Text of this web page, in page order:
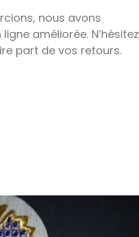
nous avons
améliorée. N’hésitez
part de vos retours.